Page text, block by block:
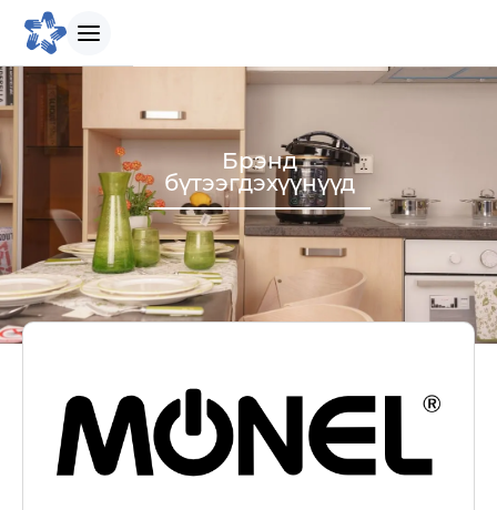
БИДНИЙ ТУХАЙ
Танилцуулга
Бидний зорилго
Бидний түүх
Биднийг сонгох шалтгаан
Брэнд
бүтээгдэхүүнүүд